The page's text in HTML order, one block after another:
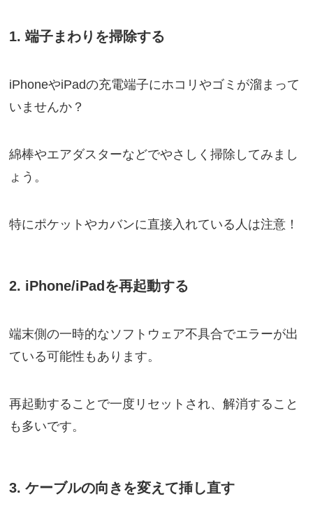
1. 端子まわりを掃除する
iPhoneやiPadの充電端子にホコリやゴミが溜まって
いませんか？
綿棒やエアダスターなどでやさしく掃除してみまし
ょう。
特にポケットやカバンに直接入れている人は注意！
2. iPhone/iPadを再起動する
端末側の一時的なソフトウェア不具合でエラーが出
ている可能性もあります。
再起動することで一度リセットされ、解消すること
も多いです。
3. ケーブルの向きを変えて挿し直す